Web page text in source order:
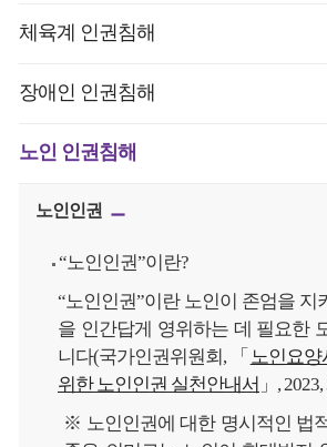
체육계 인권침해
장애인 인권침해
노인 인권침해
노인인권
“노인인권”이란?
“노인인권”이란 노인이 존엄을 지
을 인간답게 영위하는 데 필요한
니다(국가인권위원회, 「 노인요양
위한 노인인권 실천안내서 」,
※ 노인인권에 대한 명시적인 법